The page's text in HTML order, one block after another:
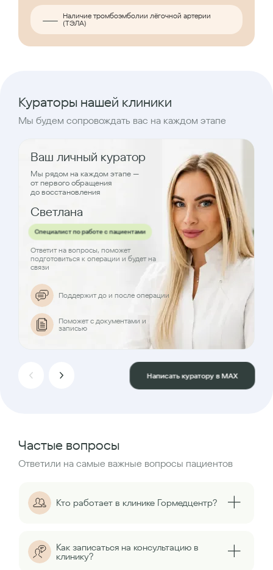
Наличие тромбоэмболии лёгочной артерии
(ТЭЛА)
Кураторы нашей клиники
Мы будем сопровождать вас на каждом этапе
Ваш личный куратор
Мы рядом на каждом этапе —
от первого обращения
до восстановления
Светлана
Специалист по работе с пациентами
Ответит на вопросы, поможет
подготовиться к операции и будет на
связи
Поддержит до и после операции
Поможет с документами и
записью
Написать куратору в MAX
Частые вопросы
Ответили на самые важные вопросы пациентов
Кто работает в клинике Гормедцентр?
Как записаться на консультацию в
клинику?